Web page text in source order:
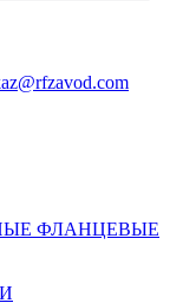
ФЛАНЦЕВЫЕ
Доставка и оплата: